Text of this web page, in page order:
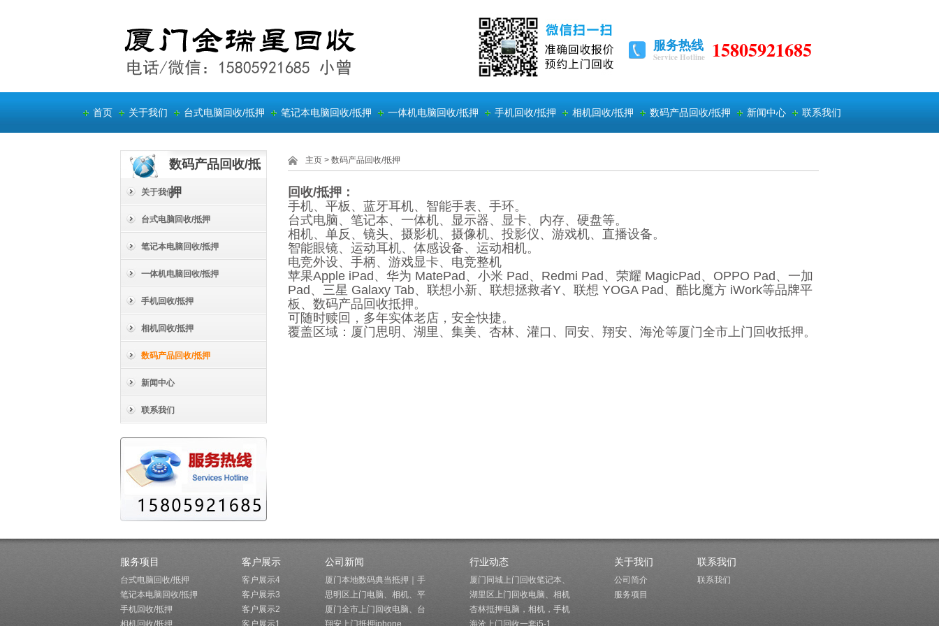
服务热线
Service Hotline 15805921685
首页 关于我们 台式电脑回收/抵押 笔记本电脑回收/抵押 一体机电脑回收/抵押 手机回收/抵押 相机回收/抵押 数码产品回收/抵押 新闻中心 联系我们
数码产品回收/抵
押
关于我们
台式电脑回收/抵押
笔记本电脑回收/抵押
一体机电脑回收/抵押
手机回收/抵押
相机回收/抵押
数码产品回收/抵押
新闻中心
联系我们
主页 > 数码产品回收/抵押
回收/抵押：
手机、平板、蓝牙耳机、智能手表、手环。
台式电脑、笔记本、一体机、显示器、显卡、内存、硬盘等。
相机、单反、镜头、摄影机、摄像机、投影仪、游戏机、直播设备。
智能眼镜、运动耳机、体感设备、运动相机。
电竞外设、手柄、游戏显卡、电竞整机
苹果Apple iPad、华为 MatePad、小米 Pad、Redmi Pad、荣耀 MagicPad、OPPO Pad、一加
Pad、三星 Galaxy Tab、联想小新、联想拯救者Y、联想 YOGA Pad、酷比魔方 iWork等品牌平
板、数码产品回收抵押。
可随时赎回，多年实体老店，安全快捷。
覆盖区域：厦门思明、湖里、集美、杏林、灌口、同安、翔安、海沧等厦门全市上门回收抵押。
服务项目
台式电脑回收/抵押
笔记本电脑回收/抵押
手机回收/抵押
相机回收/抵押
客户展示
客户展示4
客户展示3
客户展示2
客户展示1
公司新闻
厦门本地数码典当抵押｜手
思明区上门电脑、相机、平
厦门全市上门回收电脑、台
翔安上门抵押iphone
行业动态
厦门同城上门回收笔记本、
湖里区上门回收电脑、相机
杏林抵押电脑，相机，手机
海沧上门回收一套i5-1
关于我们
公司简介
服务项目
联系我们
联系我们